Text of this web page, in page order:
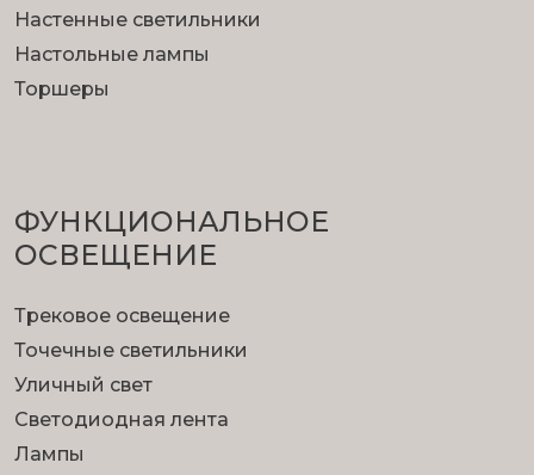
Настенные светильники
Настольные лампы
Торшеры
ФУНКЦИОНА­ЛЬНОЕ
ОСВЕЩЕНИЕ
Трековое освещение
Точечные светильники
Уличный свет
Светодиодная лента
Лампы